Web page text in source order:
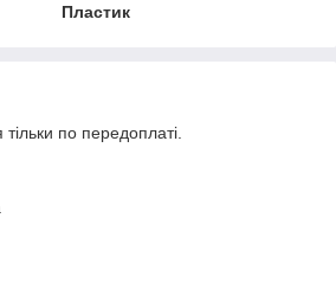
Пластик
по передоплаті.